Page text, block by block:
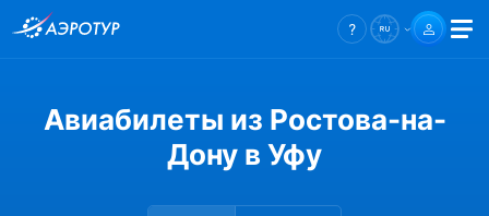
Авиабилеты из Ростова-на-
Дону в Уфу